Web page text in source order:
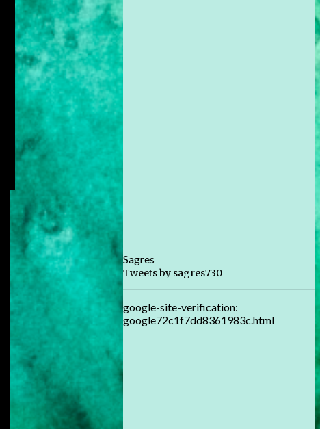
Sagres
Tweets by sagres730
google-site-verification:
google72c1f7dd8361983c.html